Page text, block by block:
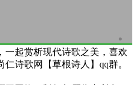
一起赏析现代诗歌之美，喜欢
诗歌网【草根诗人】qq群。